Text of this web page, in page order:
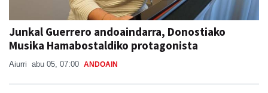
Junkal Guerrero andoaindarra, Donostiako
Musika Hamabostaldiko protagonista
Aiurri abu 05, 07:00 ANDOAIN